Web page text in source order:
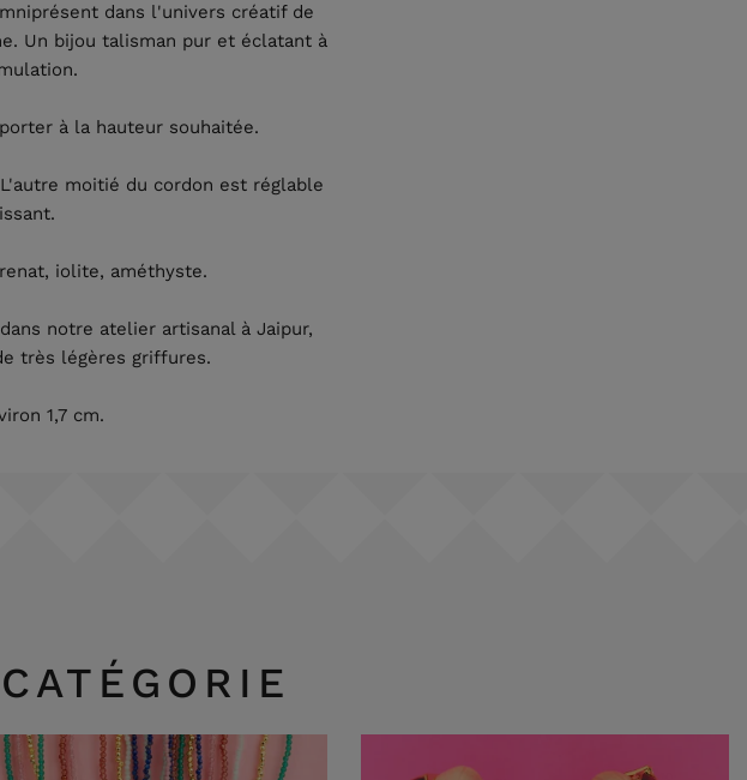
dans l'univers créatif de
Un bijou talisman pur et éclatant à
à la hauteur souhaitée.
moitié du cordon est réglable
iolite, améthyste.
notre atelier artisanal à Jaipur,
très légères griffures.
1,7 cm.